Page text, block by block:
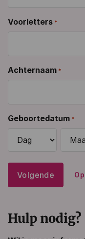
Voorletters *
Achternaam *
Geboortedatum *
Dag Maand
Hulp nodig?